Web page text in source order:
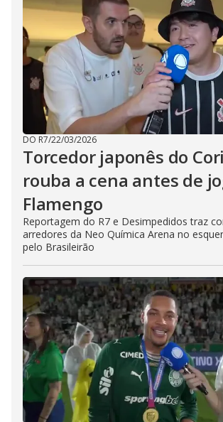
DO R7/22/03/2026
Torcedor japonês do
rouba a cena antes de
Flamengo
Reportagem do R7 e Desimpedidos traz
arredores da Neo Química Arena no
pelo Brasileirão